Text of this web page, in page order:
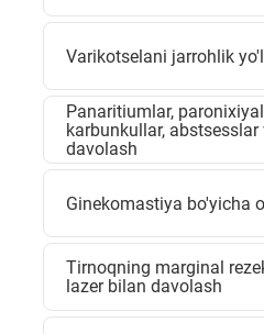
Varikotselani jarrohlik
Panaritiumlar,
karbunkullar,
davolash
Ginekomastiya bo'yicha
Tirnoqning marginal
lazer bilan davolash